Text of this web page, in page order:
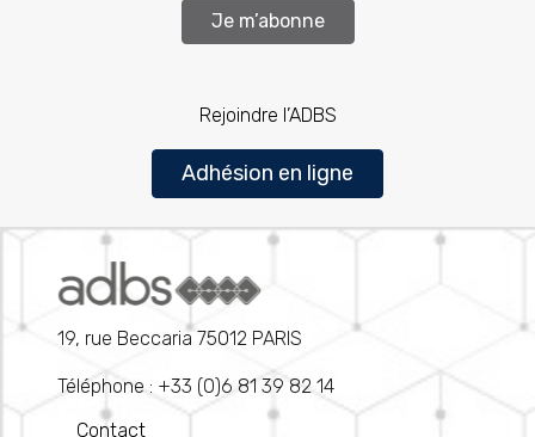
Je m’abonne
Rejoindre l’ADBS
Adhésion en ligne
19, rue Beccaria 75012 PARIS
Téléphone : +33 (0)6 81 39 82 14
Contact